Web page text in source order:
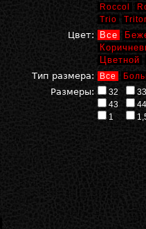
Roccol
Trio
Цвет: Все
Цветной
Тип размера:
Все
Размеры: 32
33
43
44
1